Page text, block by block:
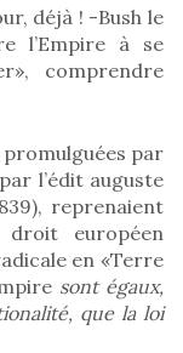
déjà ! -Bush le
l’Empire à se
comprendre
promulguées par
l’édit auguste
reprenaient
droit européen
en «Terre
sont égaux,
que la loi